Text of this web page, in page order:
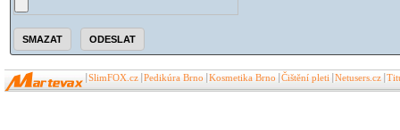
SlimFOX.cz Pedikúra Brno Kosmetika Brno Čištění pleti Netusers.cz